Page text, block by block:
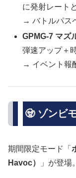
に発射レート
→ バトルパス
GPMG-7 マズ
弾速アップ＋
→ イベント報
🧟 ゾンビ
期間限定モード「
Havoc）
」が登場。